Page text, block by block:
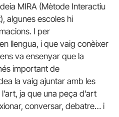
MIRA (Mètode Interactiu
algunes escoles hi
I per
llengua, i que vaig conèixer
va ensenyar que la
important de
la vaig ajuntar amb les
ja que una peça d’art
conversar, debatre… i